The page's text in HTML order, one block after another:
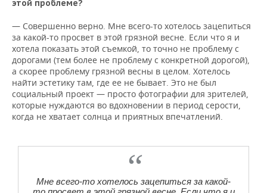
этой проблеме?
— Совершенно верно. Мне всего-то хотелось зацепиться
за какой-то просвет в этой грязной весне. Если что я и
хотела показать этой съемкой, то точно не проблему с
дорогами (тем более не проблему с конкретной дорогой),
а скорее проблему грязной весны в целом. Хотелось
найти эстетику там, где ее не бывает. Это не был
социальный проект — просто фотографии для зрителей,
которые нуждаются во вдохновении в период серости,
когда не хватает солнца и приятных впечатлений.
Мне всего-то хотелось зацепиться за какой-